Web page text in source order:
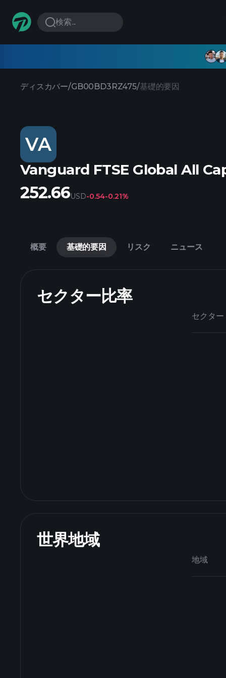
検索...
ディスカバー/GB00BD3RZ475/基礎的要因
VA
Vanguard FTSE Global All
252.66USD-0.54-0.21%
概要 基礎的要因 リスク ニュース
セクター比率
セクター
世界地域
地域